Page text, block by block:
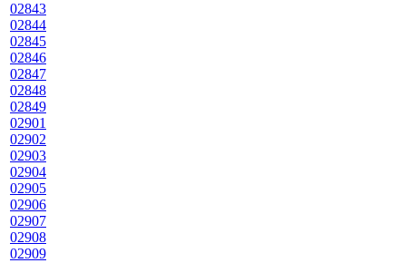
02843
02844
02845
02846
02847
02848
02849
02901
02902
02903
02904
02905
02906
02907
02908
02909